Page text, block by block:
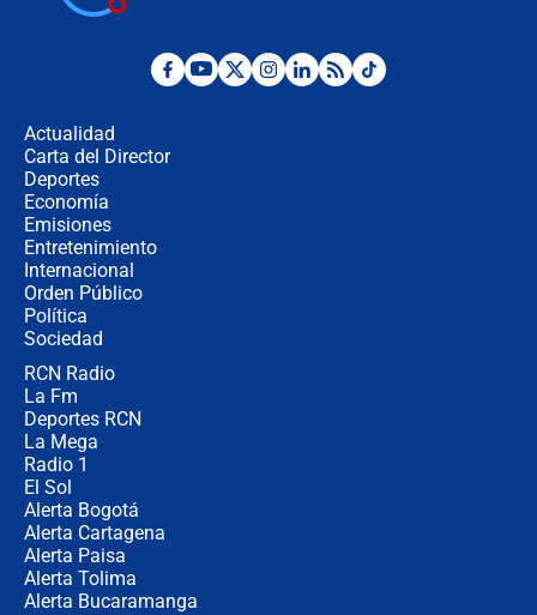
Desde dermatitis hasta infecciones:
Actualidad
Carta del Director
Deportes
Economía
Emisiones
Entretenimiento
Internacional
Orden Público
Política
Sociedad
RCN Radio
La Fm
Deportes RCN
La Mega
Radio 1
El Sol
Alerta Bogotá
Alerta Cartagena
Alerta Paisa
Alerta Tolima
Alerta Bucaramanga